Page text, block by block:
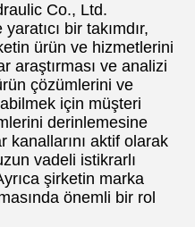
Co., Ltd.
bir takımdır,
ürün ve hizmetlerini
araştırması ve analizi
çözümlerini ve
için müşteri
derinlemesine
kanallarını aktif olarak
vadeli istikrarlı
şirketin marka
önemli bir rol